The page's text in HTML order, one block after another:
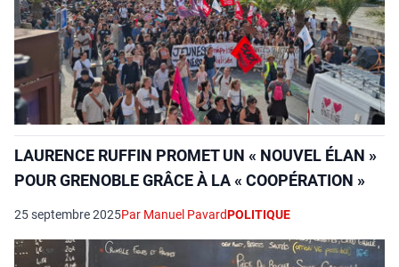
LAURENCE RUFFIN PROMET UN « NOUVEL ÉLAN »
POUR GRENOBLE GRÂCE À LA « COOPÉRATION »
25 septembre 2025Par Manuel PavardPOLITIQUE